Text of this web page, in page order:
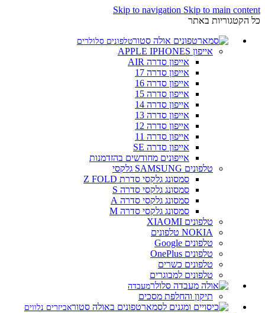
Skip to navigation Skip to main content
כל הקטגוריות באתר
טלפונים סלולרים
אייפון APPLE IPHONES
אייפון סדרה AIR
אייפון סדרה 17
אייפון סדרה 16
אייפון סדרה 15
אייפון סדרה 14
אייפון סדרה 13
אייפון סדרה 12
אייפון סדרה 11
אייפון סדרה SE
אייפונים מחודשים בהזדמנות
טלפונים SAMSUNG גלקסי
סמסונג גלקסי סדרת Z FOLD
סמסונג גלקסי סדרה S
סמסונג גלקסי סדרה A
סמסונג גלקסי סדרה M
טלפונים XIAOMI
NOKIA טלפונים
טלפונים Google
טלפונים OnePlus
טלפונים כשרים
טלפונים למבוגרים
מעבדה
תיקון והחלפת מסכים
אביזרים נלווים